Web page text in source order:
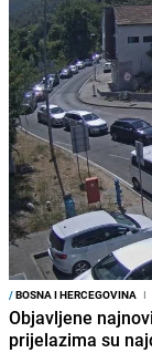
/BOSNA I HERCEGOVINA I
Objavljene
prijelazima su